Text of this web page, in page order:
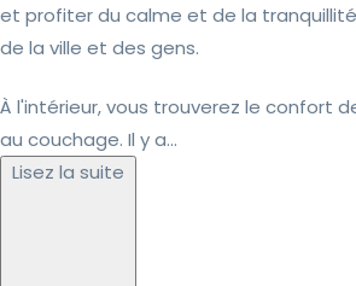
et profiter du calme et de la
de la ville et des gens.
À l'intérieur, vous trouverez le confort
au couchage. Il y a...
Lisez la suite